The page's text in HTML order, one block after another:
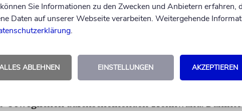
szenisch einen beherzten Zugriff auf oder durch
inhaltlichen Schichtungen ermöglichen, ja
das die Inszenierung von Katharina Kastening
Sie Informationen zu den Zwecken und Anbietern erfahren,
Daten auf unserer Webseite verarbeiten. Weitergehende
.
ABLEHNEN EINSTELLUNGEN AKZEPTIEREN